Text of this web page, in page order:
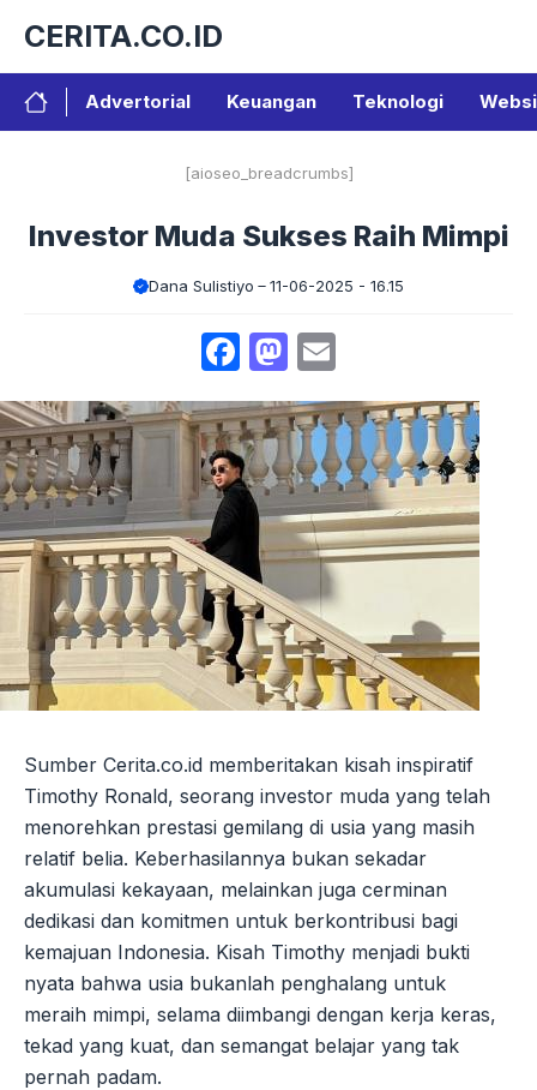
isi
CERITA.CO.ID
Advertorial Keuangan Teknologi
[aioseo_breadcrumbs]
Investor Muda Sukses Raih Mimpi
Dana Sulistiyo 11-06-2025 - 16.15
Facebook
Mastodon
Sumber Cerita.co.id memberitakan kisah inspiratif
Timothy Ronald, seorang investor muda yang telah
menorehkan prestasi gemilang di usia yang masih
relatif belia. Keberhasilannya bukan sekadar
akumulasi kekayaan, melainkan juga cerminan
dedikasi dan komitmen untuk berkontribusi bagi
kemajuan Indonesia. Kisah Timothy menjadi bukti
nyata bahwa usia bukanlah penghalang untuk
meraih mimpi, selama diimbangi dengan kerja keras,
tekad yang kuat, dan semangat belajar yang tak
pernah padam.